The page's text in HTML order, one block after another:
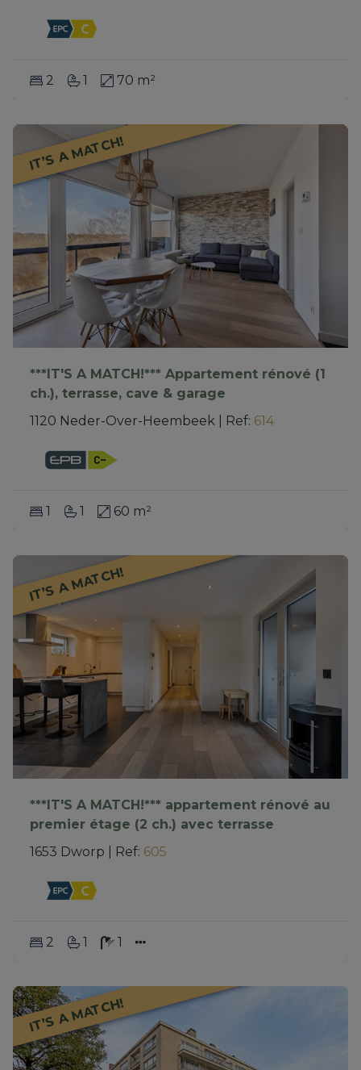
2 1 70 m²
IT’S A MATCH!
***IT'S A MATCH!*** Appartement rénové (1
ch.), terrasse, cave & garage
1120 Neder-Over-Heembeek
Ref: 614
1 1 60 m²
IT’S A MATCH!
***IT'S A MATCH!*** appartement rénové au
premier étage (2 ch.) avec terrasse
1653 Dworp
Ref: 605
2 1 1
IT’S A MATCH!